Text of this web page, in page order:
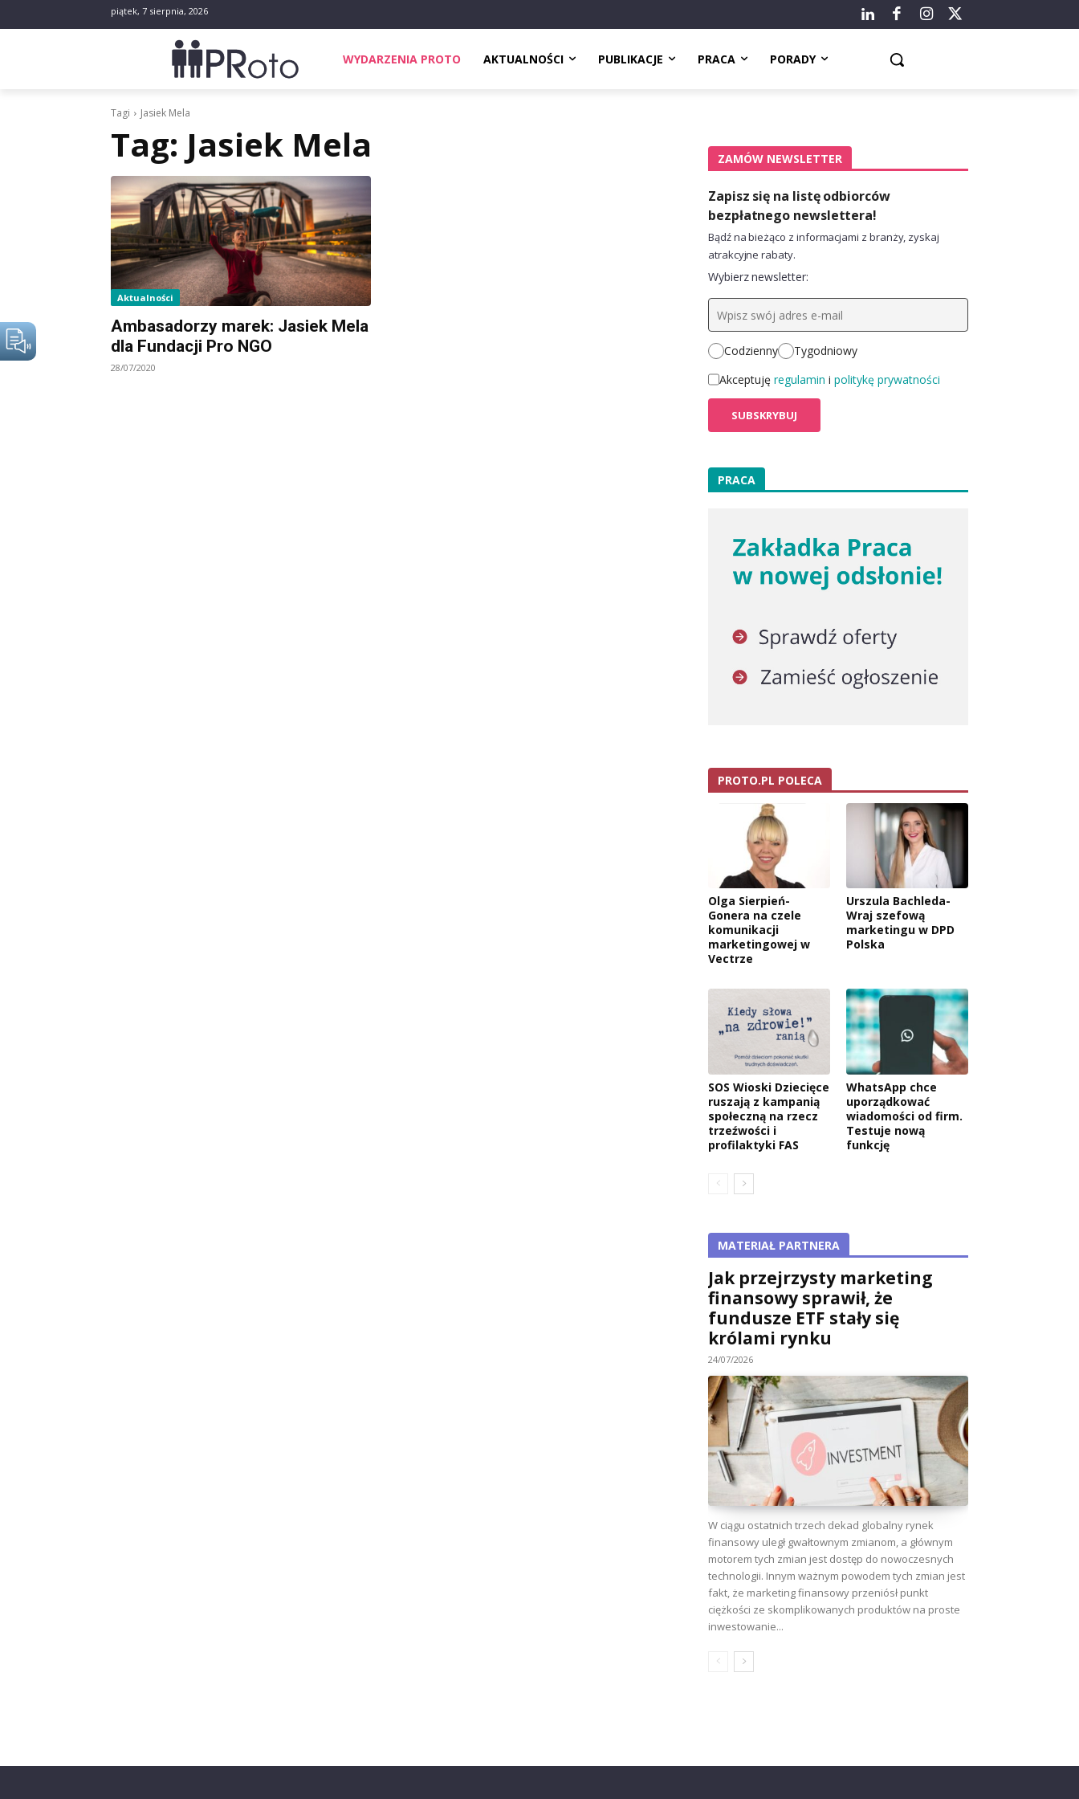
piątek, 7 sierpnia, 2026
WYDARZENIA PROTO AKTUALNOŚCI PUBLIKACJE PRACA PORADY
Tagi Jasiek Mela
Tag: Jasiek Mela
Aktualności
Ambasadorzy marek: Jasiek Mela
dla Fundacji Pro NGO
28/07/2020
ZAMÓW NEWSLETTER
Zapisz się na listę odbiorców
bezpłatnego newslettera!
Bądź na bieżąco z informacjami z branży, zyskaj
atrakcyjne rabaty.
Wybierz newsletter:
Codzienny
Tygodniowy
Akceptuję regulamin i politykę prywatności
PRACA
PROTO.PL POLECA
Olga Sierpień-
Gonera na czele
komunikacji
marketingowej w
Vectrze
Urszula Bachleda-
Wraj szefową
marketingu w DPD
Polska
SOS Wioski Dziecięce
ruszają z kampanią
społeczną na rzecz
trzeźwości i
profilaktyki FAS
WhatsApp chce
uporządkować
wiadomości od firm.
Testuje nową
funkcję
MATERIAŁ PARTNERA
Jak przejrzysty marketing
finansowy sprawił, że
fundusze ETF stały się
królami rynku
24/07/2026
W ciągu ostatnich trzech dekad globalny rynek
finansowy uległ gwałtownym zmianom, a głównym
motorem tych zmian jest dostęp do nowoczesnych
technologii. Innym ważnym powodem tych zmian jest
fakt, że marketing finansowy przeniósł punkt
ciężkości ze skomplikowanych produktów na proste
inwestowanie...